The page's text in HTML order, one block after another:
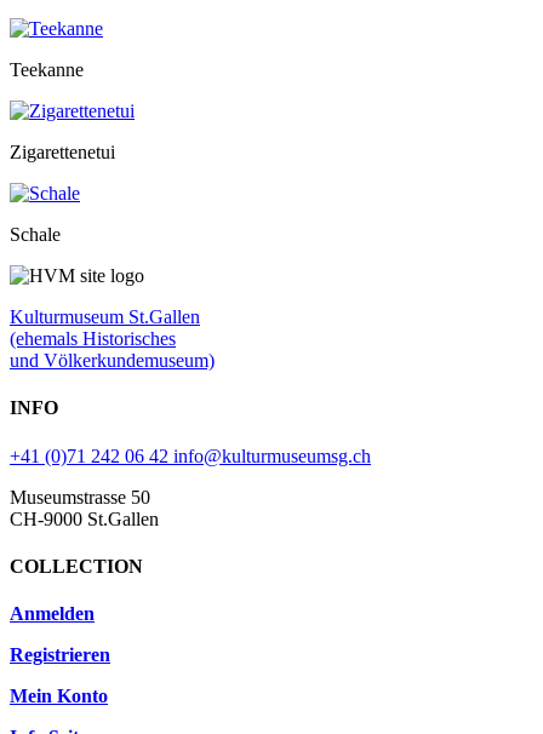
Teekanne
Zigarettenetui
Schale
Kulturmuseum St.Gallen
(ehemals Historisches
und Völkerkundemuseum)
INFO
+41 (0)71 242 06 42 info@kulturmuseumsg.ch
Museumstrasse 50
CH-9000 St.Gallen
COLLECTION
Anmelden
Registrieren
Mein Konto